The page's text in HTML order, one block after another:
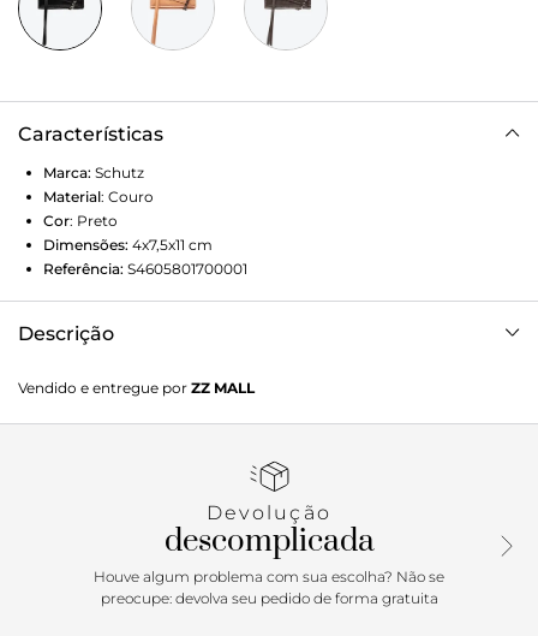
Características
Marca: Schutz
Material: Couro
Cor: Preto
Dimensões: 4x7,5x11 cm
Referência: S4605801700001
Descrição
é possível levar tudo que se precisa sem ocupar espaço
desnecessário na bolsa! Trazendo o irresistível mood
alongada é um detalhe que faz a diferença!), ela é a prova
de personalidade - sem dúvidas uma bela escolha para
presentear (as amigas ou você mesma, claro)! Dimensões
(LAC): 4x7,5x11
Vendido e entregue por ZZ MALL
Devolução
descomplicada
Houve algum problema com sua escolha? Não se
preocupe: devolva seu pedido de forma gratuita